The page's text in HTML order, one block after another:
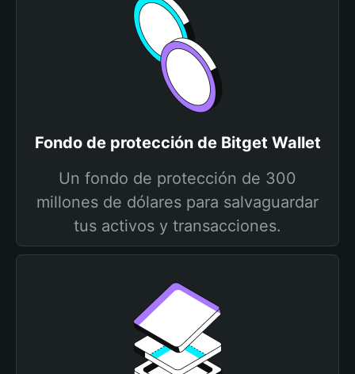
Fondo de protección de Bitget Wallet
Un fondo de protección de 300
millones de dólares para salvaguardar
tus activos y transacciones.